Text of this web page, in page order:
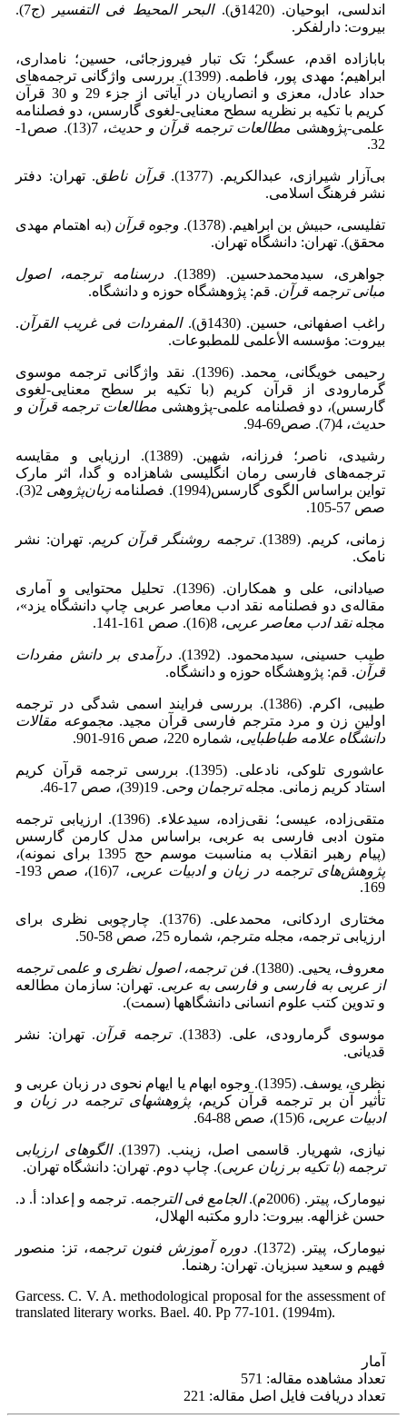
اندلسی، ابوحیان. (1420ق).
البحر المحیط فی التفسیر
(ج7).
بیروت: دارلفکر.
بابازاده اقدم، عسگر؛ تک تبار فیروزجائی، حسین؛ نامداری،
ابراهیم؛ مهدی پور، فاطمه. (1399). بررسی واژگانی ترجمه‌های
حداد عادل، معزی و انصاریان در آیاتی از جزء 29 و 30 قرآن
کریم با تکیه بر نظریه سطح معنایی-لغوی گارسس، دو فصلنامه
علمی-پژوهشی مطالعات ترجمه قرآن و حدیث
، 7(13). صص1-
32.
بی‌آزار شیرازی، عبدالکریم. (1377). قرآن ناطق. تهران: دفتر
نشر فرهنگ اسلامی.
تفلیسی، حبیش بن ابراهیم. (1378). وجوه قرآن (به اهتمام مهدی
محقق). تهران: دانشگاه تهران.
جواهری، سیدمحمدحسین. (1389).
درسنامه ترجمه، اصول
مبانی ترجمه قرآن. قم: پژوهشگاه حوزه و دانشگاه.
راغب اصفهانی، حسین. (1430ق). المفردات فی غریب القرآن.
بیروت: مؤسسه الأعلمی للمطبوعات.
رحیمی خویگانی، محمد. (1396). نقد واژگانی ترجمه موسوی
گرمارودی از قرآن کریم (با تکیه بر سطح معنایی-لغوی
گارسس)، دو فصلنامه علمی-پژوهشی مطالعات ترجمه قرآن و
حدیث، 4(7). صص69-94.
رشیدی، ناصر؛ فرزانه، شهین. (1389). ارزیابی و مقایسه
ترجمه‌های فارسی رمان انگلیسی شاهزاده و گدا، اثر مارک
تواین براساس الگوی گارسس(1994). فصلنامه
زبان‌پژوهی
2(3).
صص 57-105.
زمانی، کریم. (1389). ترجمه روشنگر قرآن کریم. تهران: نشر
نامک.
صیادانی، علی و همکاران. (1396). تحلیل محتوایی و آماری
مقاله‌ی دو فصلنامه نقد ادب معاصر عربی چاپ دانشگاه یزد»،
مجلهنقد ادب معاصر عربی، 8(16). صص 161-141.
طیب حسینی، سیدمحمود. (1392).
درآمدی بر دانش مفردات
قرآن. قم: پژوهشگاه حوزه و دانشگاه.
طیبی، اکرم. (1386). بررسی فرایند اسمی شدگی در ترجمه
اولین زن و مرد مترجم فارسی قرآن مجید. مجموعه مقالات
دانشگاه علامه طباطبایی، شماره 220، صص 916-901.
عاشوری تلوکی، نادعلی. (1395). بررسی ترجمه قرآن کریم
استاد کریم زمانی. مجلهترجمان وحی. 19(39)، صص 17-46.
متقی‌زاده، عیسی؛ نقی‌زاده، سیدعلاء. (1396). ارزیابی ترجمه
متون ادبی فارسی به عربی، براساس مدل کارمن گارسس
(پیام رهبر انقلاب به مناسبت موسم حج 1395 برای نمونه)،
پژوهش‌های ترجمه در زبان و ادبیات عربی
، 7(16)، صص 193-
169.
مختاری اردکانی، محمدعلی. (1376). چارچوبی نظری برای
ارزیابی ترجمه، مجله مترجم، شماره 25، صص 58-50.
معروف، یحیی. (1380).
فن ترجمه، اصول نظری و علمی ترجمه
از عربی به فارسی و فارسی به عربی. تهران: سازمان مطالعه
و تدوین کتب علوم انسانی دانشگاهها (سمت).
موسوی گرمارودی، علی. (1383). ترجمه قرآن. تهران: نشر
قدیانی.
نظری، یوسف. (1395). وجوه ابهام یا ایهام نحوی در زبان عربی و
تأثیر آن بر ترجمه قرآن کریم،پژوهشهای ترجمه در زبان و
ادبیات عربی، 6(15)، صص 88-64.
نیازی، شهریار. قاسمی اصل، زینب. (1397).
الگوهای ارزیابی
ترجمه (با تکیه بر زبان عربی). چاپ دوم. تهران: دانشگاه تهران.
نیومارک، پیتر. (2006م). الجامع فی الترجمه. ترجمه و إعداد: أ. د.
حسن غزالهه. بیروت: دارو مکتبه الهلال،
نیومارک، پیتر. (1372). دوره آموزش فنون ترجمه، تز: منصور
فهیم و سعید سبزیان. تهران: رهنما.
Garcess. C. V. A. methodological proposal for the assessment of
translated literary works. Bael. 40. Pp 77-101. (1994m).
آمار
تعداد مشاهده مقاله: 571
تعداد دریافت فایل اصل مقاله: 221